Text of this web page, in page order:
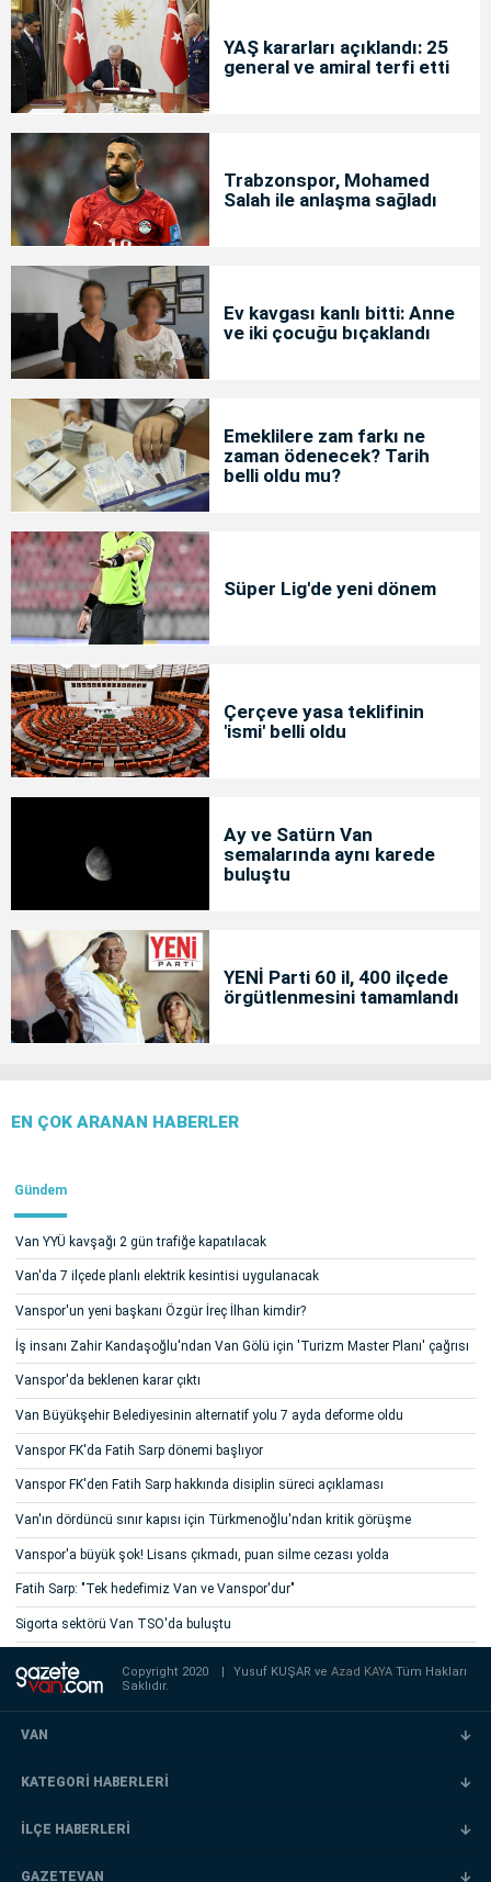
YAŞ kararları açıklandı: 25
general ve amiral terfi etti
Trabzonspor, Mohamed
Salah ile anlaşma sağladı
Ev kavgası kanlı bitti: Anne
ve iki çocuğu bıçaklandı
Emeklilere zam farkı ne
zaman ödenecek? Tarih
belli oldu mu?
Süper Lig'de yeni dönem
Çerçeve yasa teklifinin
'ismi' belli oldu
Ay ve Satürn Van
semalarında aynı karede
buluştu
YENİ Parti 60 il, 400 ilçede
örgütlenmesini tamamlandı
EN ÇOK ARANAN HABERLER
Gündem
Van YYÜ kavşağı 2 gün trafiğe kapatılacak
Van'da 7 ilçede planlı elektrik kesintisi uygulanacak
Vanspor'un yeni başkanı Özgür İreç İlhan kimdir?
İş insanı Zahir Kandaşoğlu'ndan Van Gölü için 'Turizm Master Planı' çağrısı
Vanspor'da beklenen karar çıktı
Van Büyükşehir Belediyesinin alternatif yolu 7 ayda deforme oldu
Vanspor FK'da Fatih Sarp dönemi başlıyor
Vanspor FK'den Fatih Sarp hakkında disiplin süreci açıklaması
Van'ın dördüncü sınır kapısı için Türkmenoğlu'ndan kritik görüşme
Vanspor'a büyük şok! Lisans çıkmadı, puan silme cezası yolda
Fatih Sarp: "Tek hedefimiz Van ve Vanspor'dur"
Sigorta sektörü Van TSO'da buluştu
Copyright 2020 | Yusuf KUŞAR veAzad KAYATüm Hakları
Saklıdır.
VAN
KATEGORİ HABERLERİ
İLÇE HABERLERİ
GAZETEVAN